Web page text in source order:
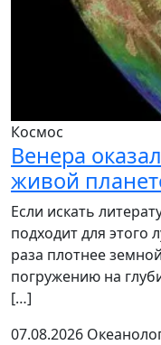
Космос
Венера
живой
Если искать
подходит для этого
раза плотнее
погружению на
[…]
07.08.2026